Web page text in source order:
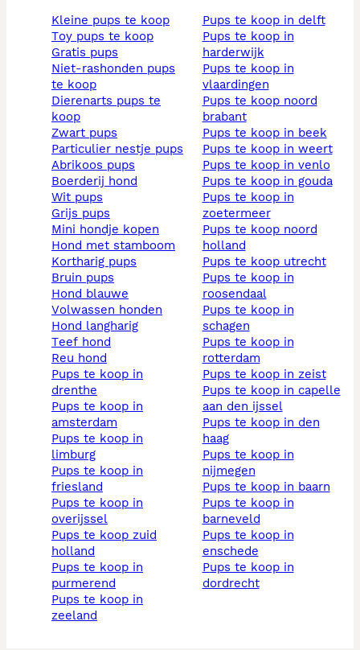
kleine pups te koop
toy pups te koop
gratis pups
niet-rashonden pups
te koop
dierenarts pups te
koop
zwart pups
particulier nestje pups
abrikoos pups
boerderij hond
wit pups
grijs pups
mini hondje kopen
hond met stamboom
kortharig pups
bruin pups
hond blauwe
volwassen honden
hond langharig
teef hond
reu hond
pups te koop in
drenthe
pups te koop in
amsterdam
pups te koop in
limburg
pups te koop in
friesland
pups te koop in
overijssel
pups te koop zuid
holland
pups te koop in
purmerend
pups te koop in
zeeland
pups te koop in delft
pups te koop in
harderwijk
pups te koop in
vlaardingen
pups te koop noord
brabant
pups te koop in beek
pups te koop in weert
pups te koop in venlo
pups te koop in gouda
pups te koop in
zoetermeer
pups te koop noord
holland
pups te koop utrecht
pups te koop in
roosendaal
pups te koop in
schagen
pups te koop in
rotterdam
pups te koop in zeist
pups te koop in capelle
aan den ijssel
pups te koop in den
haag
pups te koop in
nijmegen
pups te koop in baarn
pups te koop in
barneveld
pups te koop in
enschede
pups te koop in
dordrecht